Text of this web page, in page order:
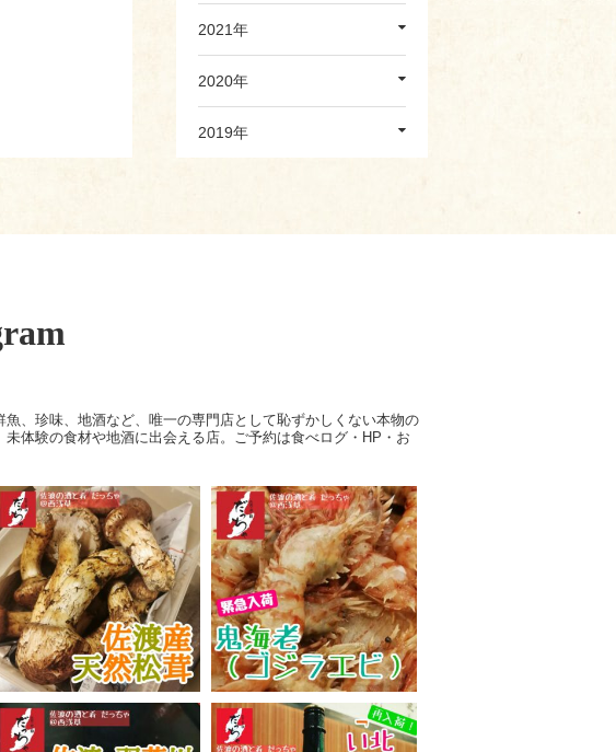
2021年
2020年
2019年
魚、珍味、地酒など、唯一の専門店として恥ずかしくない本物の
体験の食材や地酒に出会える店。ご予約は食べログ・HP・お